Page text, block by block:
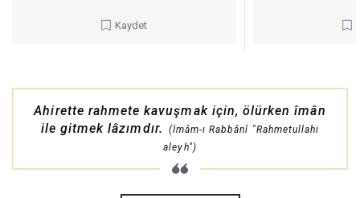
Kaydet
Ahirette rahmete kavuşmak için, ölürken îmân
ile gitmek lâzımdır.
(İmâm-ı Rabbânî "Rahmetullahi
aleyh")